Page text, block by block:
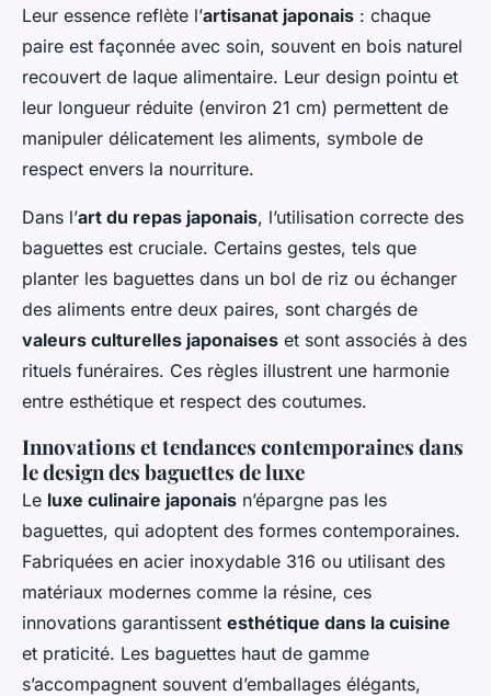
Leur essence reflète l’artisanat japonais : chaque
paire est façonnée avec soin, souvent en bois naturel
recouvert de laque alimentaire. Leur design pointu et
leur longueur réduite (environ 21 cm) permettent de
manipuler délicatement les aliments, symbole de
respect envers la nourriture.
Dans l’art du repas japonais, l’utilisation correcte des
baguettes est cruciale. Certains gestes, tels que
planter les baguettes dans un bol de riz ou échanger
des aliments entre deux paires, sont chargés de
valeurs culturelles japonaises et sont associés à des
rituels funéraires. Ces règles illustrent une harmonie
entre esthétique et respect des coutumes.
Innovations et tendances contemporaines dans
le design des baguettes de luxe
Le luxe culinaire japonais n’épargne pas les
baguettes, qui adoptent des formes contemporaines.
Fabriquées en acier inoxydable 316 ou utilisant des
matériaux modernes comme la résine, ces
innovations garantissent esthétique dans la cuisine
et praticité. Les baguettes haut de gamme
s’accompagnent souvent d’emballages élégants,